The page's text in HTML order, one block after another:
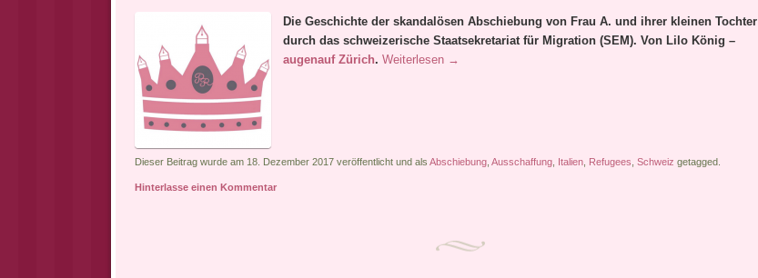
Die Geschichte der skandalösen Abschiebung von Frau A. und ihrer kleinen Tochter
durch das schweizerische Staatsekretariat für Migration (SEM). Von Lilo König –
augenauf Zürich. Weiterlesen →
Dieser Beitrag wurde am 18. Dezember 2017 veröffentlicht und als Abschiebung, Ausschaffung, Italien, Refugees Schweiz getagged.
Hinterlasse einen Kommentar